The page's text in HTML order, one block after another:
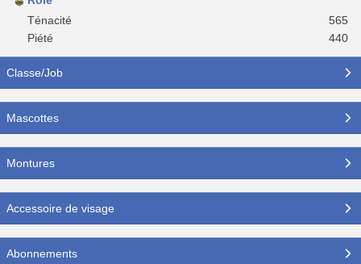
Ténacité
565
Piété
440
Classe/Job
Mascottes
Montures
Accessoire de visage
Abonnements